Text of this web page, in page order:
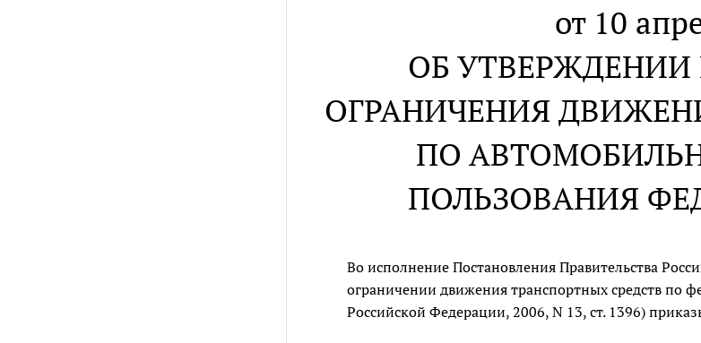
от 10
ОБ
ОГРАНИЧЕНИЯ
ПО
ПОЛЬЗОВАНИЯ
Во исполнение Постановления Правительства
ограничении движения транспортных средств по
Российской Федерации, 2006, N 13, ст. 1396)